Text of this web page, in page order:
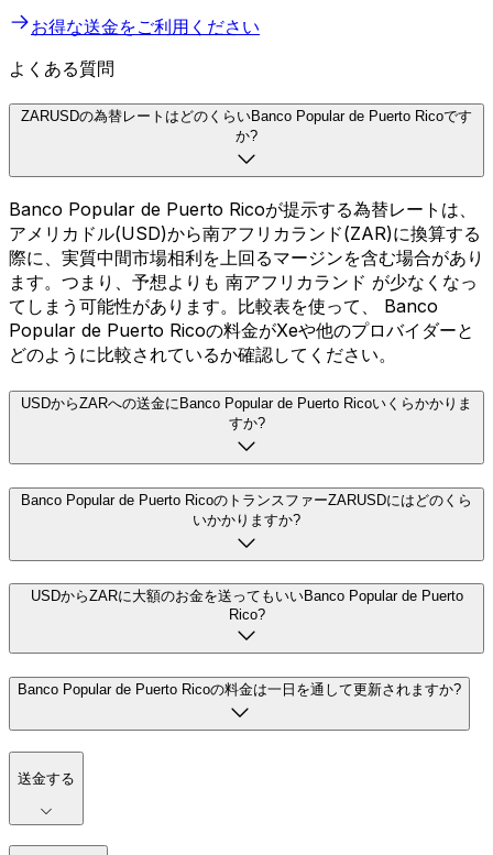
お得な送金をご利用ください
よくある質問
ZARUSDの為替レートはどのくらいBanco Popular de Puerto Ricoです
か?
Banco Popular de Puerto Ricoが提示する為替レートは、
アメリカドル(USD)から南アフリカランド(ZAR)に換算する
際に、実質中間市場相利を上回るマージンを含む場合があり
ます。つまり、予想よりも 南アフリカランド が少なくなっ
てしまう可能性があります。比較表を使って、 Banco
Popular de Puerto Ricoの料金がXeや他のプロバイダーと
どのように比較されているか確認してください。
USDからZARへの送金にBanco Popular de Puerto Ricoいくらかかりま
すか?
Banco Popular de Puerto RicoのトランスファーZARUSDにはどのくら
いかかりますか?
USDからZARに大額のお金を送ってもいいBanco Popular de Puerto
Rico?
Banco Popular de Puerto Ricoの料金は一日を通して更新されますか?
送金する